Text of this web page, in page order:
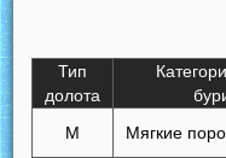
Тип
долота
М Мягкие